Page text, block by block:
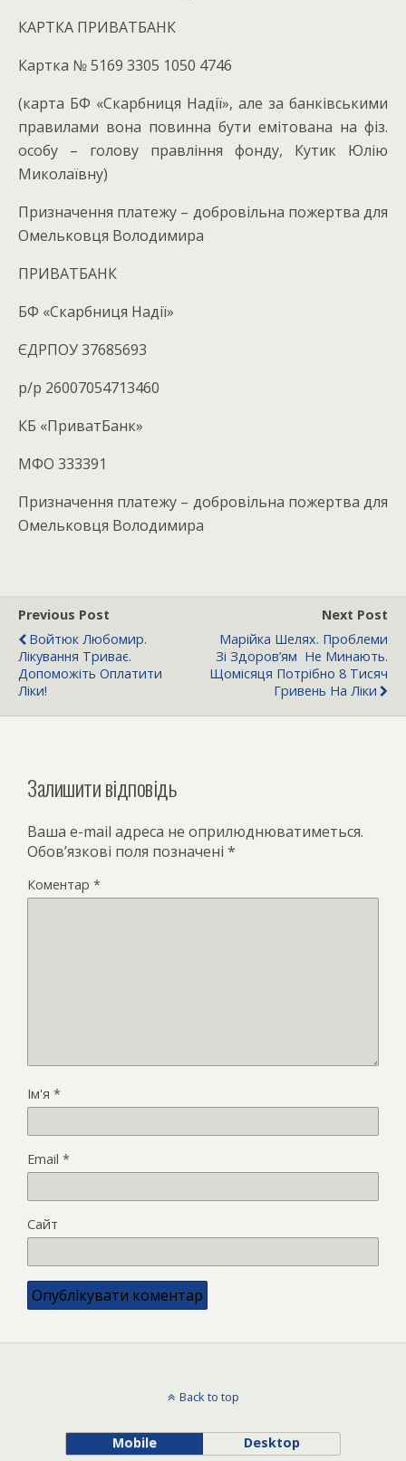
КАРТКА ПРИВАТБАНК
Картка № 5169 3305 1050 4746
(карта БФ «Скарбниця Надії», але за банківськими
правилами вона повинна бути емітована на фіз.
особу – голову правління фонду, Кутик Юлію
Миколаївну)
Призначення платежу – добровільна пожертва для
Омельковця Володимира
ПРИВАТБАНК
БФ «Скарбниця Надії»
ЄДРПОУ 37685693
р/р 26007054713460
КБ «ПриватБанк»
МФО 333391
Призначення платежу – добровільна пожертва для
Омельковця Володимира
Previous Post
Войтюк Любомир.
Лікування Триває.
Допоможіть Оплатити
Ліки!
Next Post
Марійка Шелях. Проблеми
Зі Здоров’ям Не Минають.
Щомісяця Потрібно 8 Тисяч
Гривень На Ліки
Залишити відповідь
Ваша e-mail адреса не оприлюднюватиметься.
Обов’язкові поля позначені *
Коментар *
Ім'я *
Email *
Сайт
Back to top
Mobile Desktop